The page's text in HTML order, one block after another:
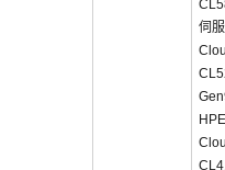
伺
HPE